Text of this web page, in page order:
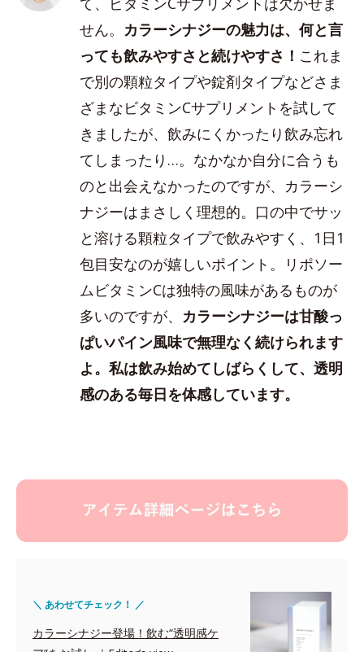
せん。 カラーシナジーの魅力は、何と言
っても飲みやすさと続けやすさ！ これま
で別の顆粒タイプや錠剤タイプなどさま
ざまなビタミンCサプリメントを試して
きましたが、飲みにくかったり飲み忘れ
てしまったり…。なかなか自分に合うも
のと出会えなかったのですが、カラーシ
ナジーはまさしく理想的。口の中でサッ
と溶ける顆粒タイプで飲みやすく、1日1
包目安なのが嬉しいポイント。リポソー
ムビタミンCは独特の風味があるものが
多いのですが、 カラーシナジーは甘酸っ
ぱいパイン風味で無理なく続けられます
よ。私は飲み始めてしばらくして、透明
感のある毎日を体感しています。
＼ あわせてチェック！ ／
カラーシナジー登場！飲む“透明感ケ